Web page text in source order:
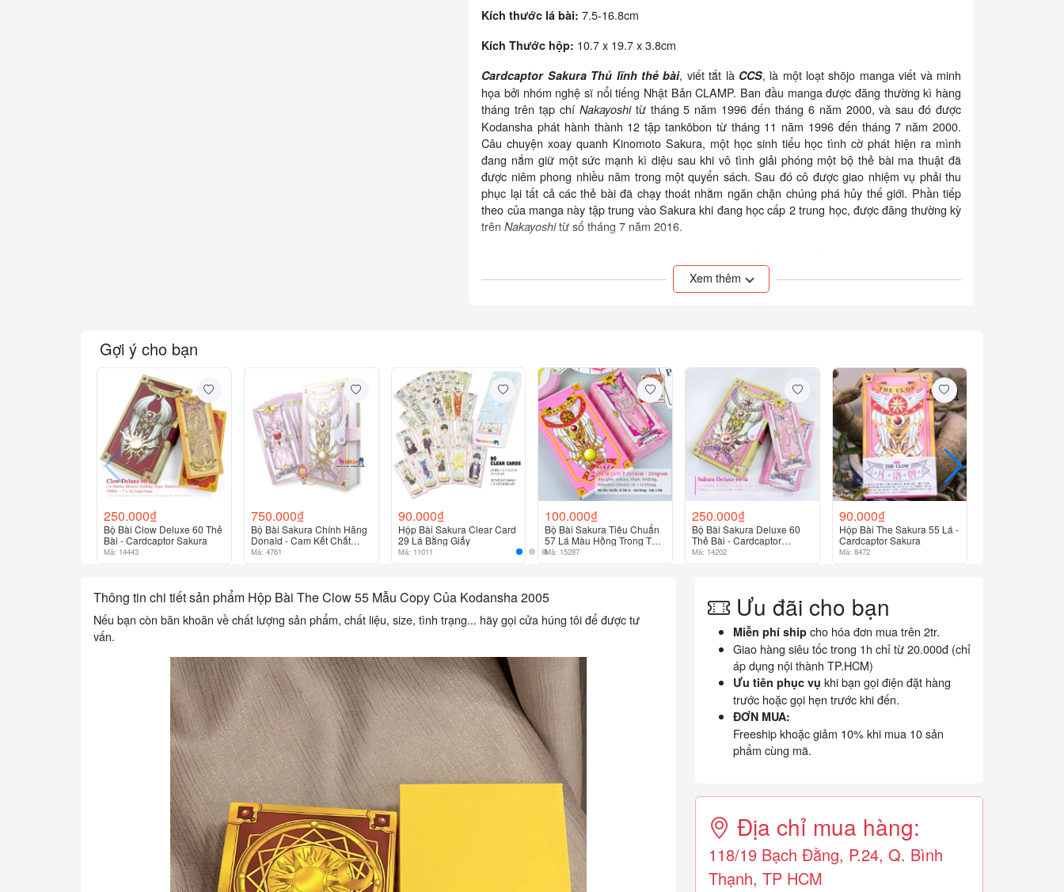
Kích thước lá bài:7.5-16.8cm
Kích Thước hộp: 10.7 x 19.7 x 3.8cm
Cardcaptor Sakura Thủ lĩnh thẻ bài, viết tắt là CCS, là một loạt shōjo manga viết và minh
họa bởi nhóm nghệ sĩ nổi tiếng Nhật Bản CLAMP. Ban đầu manga được đăng thường kì hàng
tháng trên tạp chí Nakayoshitừ tháng 5 năm 1996 đến tháng 6 năm 2000, và sau đó được
Kodansha phát hành thành 12 tập tankōbon từ tháng 11 năm 1996 đến tháng 7 năm 2000.
Câu chuyện xoay quanh Kinomoto Sakura, một học sinh tiểu học tình cờ phát hiện ra mình
đang nắm giữ một sức mạnh kì diệu sau khi vô tình giải phóng một bộ thẻ bài ma thuật đã
được niêm phong nhiều năm trong một quyển sách. Sau đó cô được giao nhiệm vụ phải thu
phục lại tất cả các thẻ bài đã chạy thoát nhằm ngăn chặn chúng phá hủy thế giới. Phần tiếp
theo của manga này tập trung vào Sakura khi đang học cấp 2 trung học, được đăng thường kỳ
trênNakayoshitừ số tháng 7 năm 2016.
Change, The Cloud, The Create, The Dark, The Dash, The Dream, The Earthy, The Erase,
The Fight, The Firey, The Float, The Flower, The Fly, The Freeze, The Glow, The Hope, The
Wave, The Windy, The Wood ,Sakura, No name (đây là một lá bài không có tên)
Đơn vị tính:
Xem thêm
Gợi ý cho bạn
250.000₫
Bộ Bài Clow Deluxe 60 Thẻ
Bài - Cardcaptor Sakura
Mã: 14443
750.000₫
Bộ Bài Sakura Chính Hãng
Donald - Cam Kết Chất
Lượng Cao Chính Hãng
Mã: 4761
90.000₫
Hộp Bài Sakura Clear Card
29 Lá Bằng Giấy
Mã: 11011
100.000₫
Bộ Bài Sakura Tiêu Chuẩn
57 Lá Màu Hồng Trong Thủ
Lĩnh Thẻ Bài
Mã: 15287
250.000₫
Bộ Bài Sakura Deluxe 60
Thẻ Bài - Cardcaptor
Sakura
Mã: 14202
90.000₫
Hộp Bài The Sakura 55 Lá -
Cardcaptor Sakura
Mã: 8472
Thông tin chi tiết sản phẩm Hộp Bài The Clow 55 Mẫu Copy Của Kodansha 2005
Nếu bạn còn băn khoăn về chất lượng sản phẩm, chất liệu, size, tình trạng... hãy gọi cửa húng tôi để được tư
vấn.
Ưu đãi cho bạn
Miễn phí ship cho hóa đơn mua trên 2tr.
Giao hàng siêu tốc trong 1h chỉ từ 20.000đ (chỉ
áp dụng nội thành TP.HCM)
Ưu tiên phục vụ khi bạn gọi điện đặt hàng
trước hoặc gọi hẹn trước khi đến.
ĐƠN MUA:
Freeship khoặc giảm 10% khi mua 10 sản
phẩm cùng mã.
Địa chỉ mua hàng:
118/19 Bạch Đằng, P.24, Q. Bình
Thạnh, TP HCM